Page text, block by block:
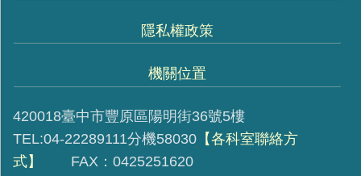
隱私權政策
機關位置
420018臺中市豐原區陽明街36號5樓
TEL:04-22289111分機58030 【各科室聯絡方
式】
FAX：0425251620